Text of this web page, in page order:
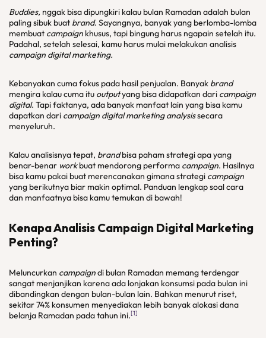
Buddies, nggak bisa dipungkiri kalau bulan Ramadan adalah bulan
paling sibuk buat brand. Sayangnya, banyak yang berlomba-lomba
membuat campaign khusus, tapi bingung harus ngapain setelah itu.
Padahal, setelah selesai, kamu harus mulai melakukan analisis
campaign digital marketing.
Kebanyakan cuma fokus pada hasil penjualan. Banyak brand
mengira kalau cuma itu outputyang bisa didapatkan dari campaign
digital. Tapi faktanya, ada banyak manfaat lain yang bisa kamu
dapatkan dari campaign digital marketing analysissecara
menyeluruh.
Kalau analisisnya tepat, brandbisa paham strategi apa yang
benar-benar workbuat mendorong performa campaign. Hasilnya
bisa kamu pakai buat merencanakan gimana strategi campaign
yang berikutnya biar makin optimal. Panduan lengkap soal cara
dan manfaatnya bisa kamu temukan di bawah!
Kenapa Analisis Campaign Digital Marketing
Penting?
Meluncurkan campaigndi bulan Ramadan memang terdengar
sangat menjanjikan karena ada lonjakan konsumsi pada bulan ini
dibandingkan dengan bulan-bulan lain. Bahkan menurut riset,
sekitar 74% konsumen menyediakan lebih banyak alokasi dana
belanja Ramadan pada tahun ini.[1]